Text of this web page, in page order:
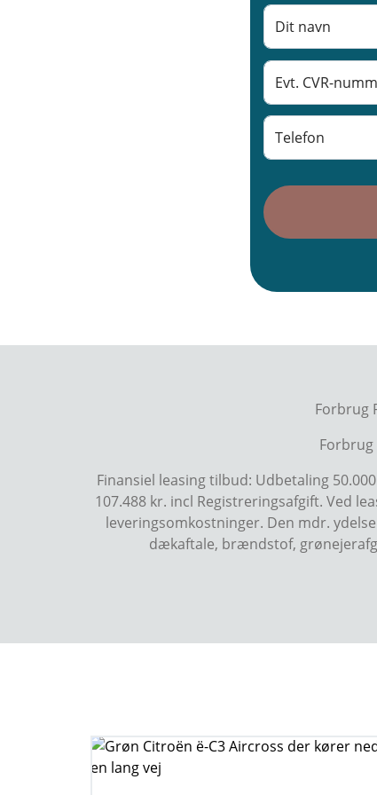
Forbrug
Forbrug
Finansiel leasing tilbud: Udbetaling
107.488 kr. incl Registreringsafgift. Ved
leveringsomkostninger. Den mdr.
dækaftale, brændstof,